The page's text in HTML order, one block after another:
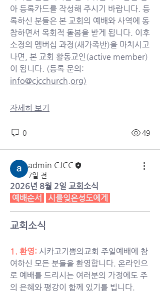
아 등록카드를 작성해 주시기 바랍니다. 등
록하신 분들은 본 교회의 예배와 사역에 동
참하면서 목회적 돌봄을 받게 됩니다. 이후
소정의 멤버십 과정(새가족반)을 마치시고
나면, 본 교회 활동교인(active member)
info@cjcchurch.org)
자세히 보기
0 49
admin CJCC
7일 전
2026년 8월 2일 교회소식
예배순서
시를잊은성도에게
교회소식
1. 환영: 시카고기쁨의교회 주일예배에 참
여하신 모든 분들을 환영합니다. 온라인으
로 예배를 드리시는 여러분의 가정에도 주
의 은혜와 평강이 함께 있기를 빕니다.